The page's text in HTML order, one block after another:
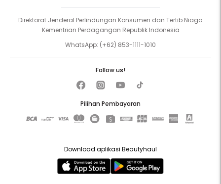
Direktorat Jenderal Perlindungan Konsumen dan Tertib Niaga
Kementrian Perdagangan Republik Indonesia
WhatsApp: (+62) 853-1111-1010
Pilihan Pembayaran
Follow us!
Download aplikasi Beautyhaul